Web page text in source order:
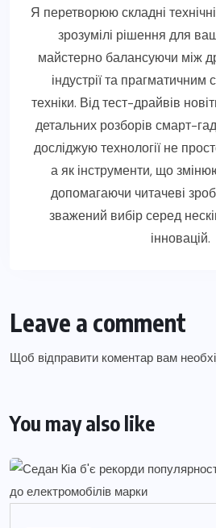
Я перетворюю складні
зрозумілі рішення для
майстерно балансуючи між
індустрії та прагматичним
техніки. Від тест-драйвів
детальних розборів смарт-
досліджую технології не
а як інструменти, що
допомагаючи читачеві
зважений вибір серед
інновацій.
Leave a comment
Щоб відправити коментар вам
You may also like